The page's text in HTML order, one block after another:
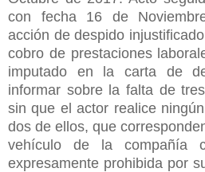
con fecha 16 de
acción de despido
cobro de prestaciones
imputado en la carta de
informar sobre la falta de
sin que el actor realice
dos de ellos, que
vehículo de la compañía
expresamente prohibida por